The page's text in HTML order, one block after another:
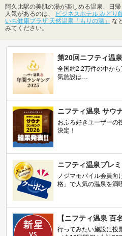
阿久比駅の美肌の湯が楽しめる温泉、日
人気があるのは、
ビジネスホテル みどり
いち健康プラザ 天然温泉「もりの湯」
な
みてください。
第20回ニフティ温
全国約2.2万件の中か
気施設は…
ニフティ温泉 サウ
おふろ好きユーザーの
決定！
ニフティ温泉プレ
ノジマモバイル会員
格」で人気の温泉を満
【ニフティ温泉 百
行ってみたい施設に投